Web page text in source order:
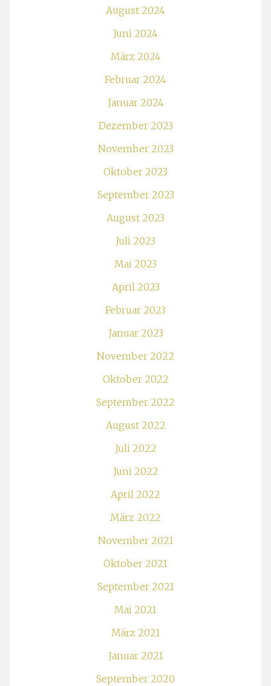
August 2024
Juni 2024
März 2024
Februar 2024
Januar 2024
Dezember 2023
November 2023
Oktober 2023
September 2023
August 2023
Juli 2023
Mai 2023
April 2023
Februar 2023
Januar 2023
November 2022
Oktober 2022
September 2022
August 2022
Juli 2022
Juni 2022
April 2022
März 2022
November 2021
Oktober 2021
September 2021
Mai 2021
März 2021
Januar 2021
September 2020